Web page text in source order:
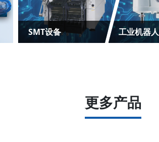
SMT设备 工业机器人
更多产品